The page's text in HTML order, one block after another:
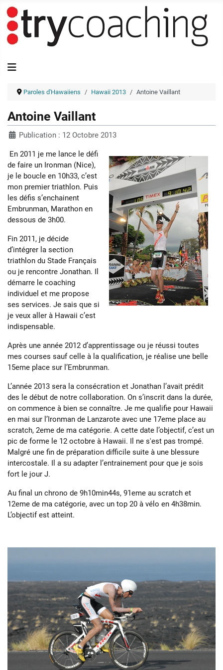
Paroles d'Hawaiiens Hawaii 2013 Antoine Vaillant
Antoine Vaillant
Publication : 12 Octobre 2013
En 2011 je me lance le défi
de faire un Ironman (Nice),
je le boucle en 10h33, c’est
mon premier triathlon. Puis
les défis s’enchainent
Embrunman, Marathon en
dessous de 3h00.
Fin 2011, je décide
d’intégrer la section
triathlon du Stade Français
ou je rencontre Jonathan. Il
démarre le coaching
individuel et me propose
ses services. Je sais que si
je veux aller à Hawaii c’est
indispensable.
Après une année 2012 d’apprentissage ou je réussi toutes
mes courses sauf celle à la qualification, je réalise une belle
15eme place sur l’Embrunman.
L’année 2013 sera la consécration et Jonathan l’avait prédit
des le début de notre collaboration. On s’inscrit dans la durée,
on commence à bien se connaître. Je me qualifie pour Hawaii
en mai sur l’Ironman de Lanzarote avec une 17eme place au
scratch, 2eme de ma catégorie. A cette date l’objectif, c’est un
pic de forme le 12 octobre à Hawaii. Il ne s'est pas trompé.
Malgré une fin de préparation difficile suite à une blessure
intercostale. Il a su adapter l’entrainement pour que je sois
fort le jour J.
Au final un chrono de 9h10min44s, 91eme au scratch et
12eme de ma catégorie, avec un top 20 à vélo en 4h38min.
L’objectif est atteint.